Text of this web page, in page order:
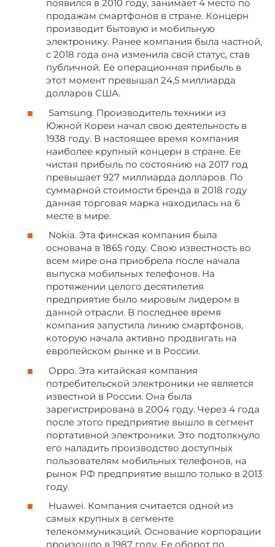
появился в 2010 году, занимает 4 место по
продажам смартфонов в стране. Концерн
производит бытовую и мобильную
электронику. Ранее компания была частной,
с 2018 года она изменила свой статус, став
публичной. Ее операционная прибыль в
этот момент превышал 24,5 миллиарда
долларов США.
Samsung. Производитель техники из
Южной Кореи начал свою деятельность в
1938 году. В настоящее время компания
наиболее крупный концерн в стране. Ее
чистая прибыль по состоянию на 2017 год
превышает 927 миллиарда долларов. По
суммарной стоимости бренда в 2018 году
данная торговая марка находилась на 6
месте в мире.
Nokia. Эта финская компания была
основана в 1865 году. Свою известность во
всем мире она приобрела после начала
выпуска мобильных телефонов. На
протяжении целого десятилетия
предприятие было мировым лидером в
данной отрасли. В последнее время
компания запустила линию смартфонов,
которую начала активно продвигать на
европейском рынке и в России.
Oppo. Эта китайская компания
потребительской электроники не является
известной в России. Она была
зарегистрирована в 2004 году. Через 4 года
после этого предприятие вышло в сегмент
портативной электроники. Это подтолкнуло
его наладить производство доступных
пользователям мобильных телефонов, на
рынок РФ предприятие вышло только в 2013
году.
Huawei. Компания считается одной из
самых крупных в сегменте
телекоммуникаций. Основание корпорации
произошло в 1987 году. Ее оборот по